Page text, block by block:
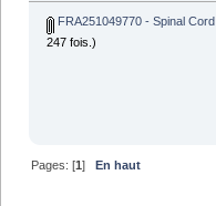
FRA251049770 - Spinal
247 fois.)
Pages: [1]
En haut